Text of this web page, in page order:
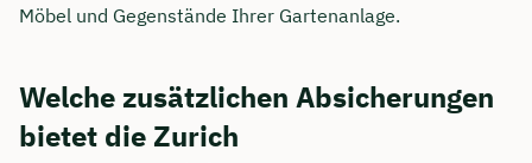
Möbel und Gegenstände Ihrer Gartenanlage.
Welche zusätzlichen Absicherungen
bietet die Zurich